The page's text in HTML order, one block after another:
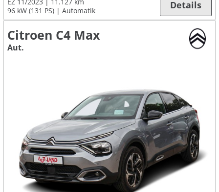
EZ 11/2023
11.127 km
96 kW (131 PS)
Automatik Details
Citroen C4 Max
Aut.